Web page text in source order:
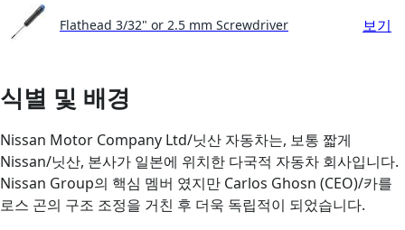
Flathead 3/32" or 2.5 mm Screwdriver 보기
식별 및 배경
Nissan Motor Company Ltd/닛산 자동차는, 보통 짧게
Nissan/닛산, 본사가 일본에 위치한 다국적 자동차 회사입니다.
Nissan Group의 핵심 멤버 였지만 Carlos Ghosn (CEO)/카를
로스 곤의 구조 조정을 거친 후 더욱 독립적이 되었습니다.